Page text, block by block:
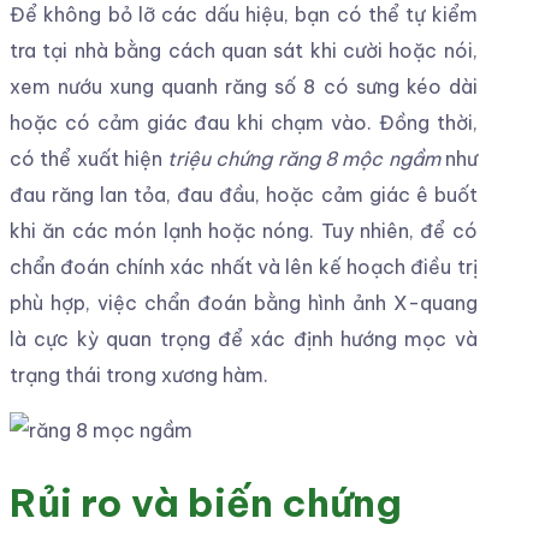
Để không bỏ lỡ các dấu hiệu, bạn có thể tự kiểm
tra tại nhà bằng cách quan sát khi cười hoặc nói,
xem nướu xung quanh răng số 8 có sưng kéo dài
hoặc có cảm giác đau khi chạm vào. Đồng thời,
có thể xuất hiện triệu chứng răng 8 mộc ngầmnhư
đau răng lan tỏa, đau đầu, hoặc cảm giác ê buốt
khi ăn các món lạnh hoặc nóng. Tuy nhiên, để có
chẩn đoán chính xác nhất và lên kế hoạch điều trị
phù hợp, việc chẩn đoán bằng hình ảnh X-quang
là cực kỳ quan trọng để xác định hướng mọc và
trạng thái trong xương hàm.
Rủi ro và biến chứng